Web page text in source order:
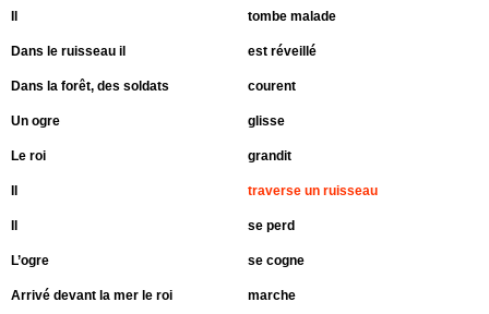
Dans le ruisseau il
Dans la forêt, des soldats
Un ogre
Le roi
L’ogre
Arrivé devant la mer le roi
tombe malade
est réveillé
courent
glisse
grandit
traverse un ruisseau
se perd
se cogne
marche